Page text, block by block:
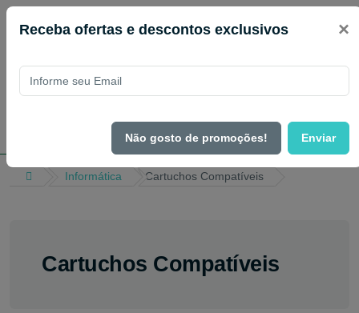
Informática Cartuchos Compatíveis
Cartuchos Compatíveis
Receba ofertas e descontos exclusivos ×
Não gosto de promoções! Enviar